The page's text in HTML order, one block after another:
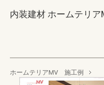
内装建材 ホームテリア
ホームテリアMV 施工例